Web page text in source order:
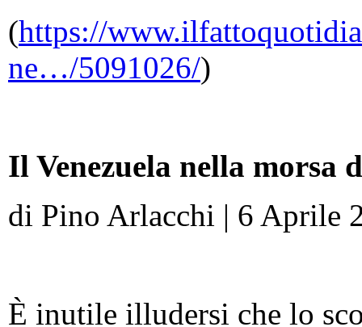
(https://
ne…/5091026/)
Il Venezuela nella morsa
di Pino Arlacchi | 6 Aprile
È inutile illudersi che lo